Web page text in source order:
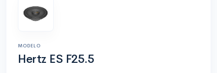
MODELO
Hertz ES F25.5